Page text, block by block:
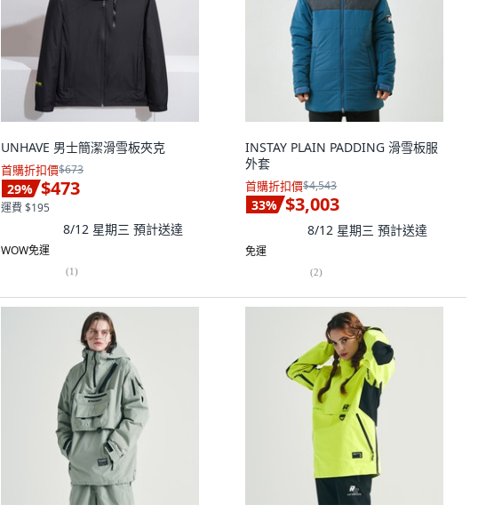
UNHAVE 男士簡潔滑雪板夾克
首購折扣價$673
29% $473
運費 $195
8/12 星期三 預計送達
WOW免運
(1)
INSTAY PLAIN PADDING 滑雪板服
外套
首購折扣價$4,543
33% $3,003
8/12 星期三 預計送達
免運
(2)